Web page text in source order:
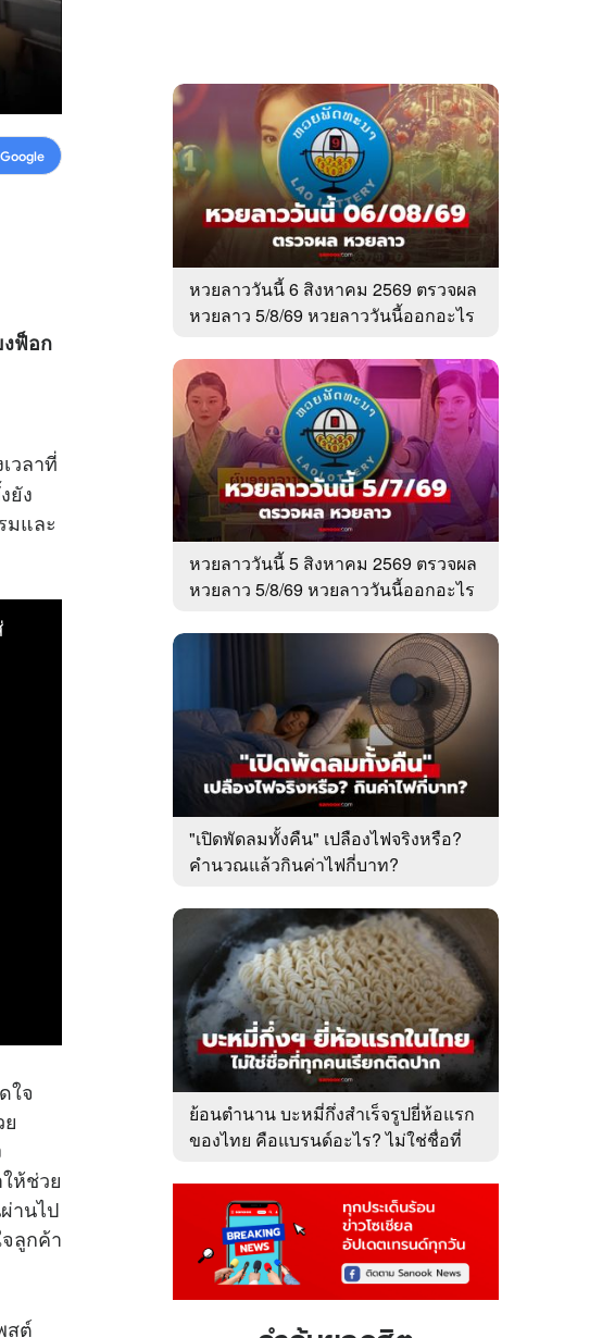
ฟ็อก
วลาที่
ยัง
มและ
ใจ
ห้ช่วย
านไป
ลูกค้า
สต์
หวยลาววันนี้ 6 สิงหาคม 2569 ตรวจผล
หวยลาว 5/8/69 หวยลาววันนี้ออกอะไร
หวยลาววันนี้ 5 สิงหาคม 2569 ตรวจผล
หวยลาว 5/8/69 หวยลาววันนี้ออกอะไร
"เปิดพัดลมทั้งคืน" เปลืองไฟจริงหรือ?
คำนวณแล้วกินค่าไฟกี่บาท?
ย้อนตำนาน บะหมี่กึ่งสำเร็จรูปยี่ห้อแรก
ของไทย คือแบรนด์อะไร? ไม่ใช่ชื่อที่